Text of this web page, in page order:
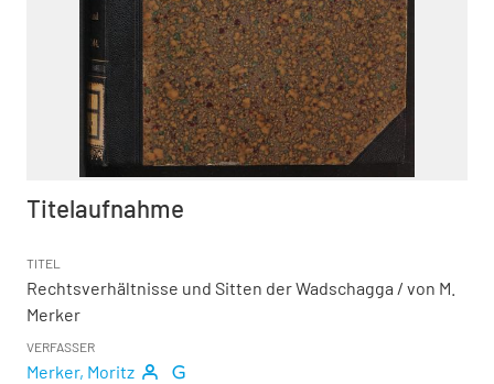
Titelaufnahme
TITEL
Rechtsverhältnisse und Sitten der Wadschagga / von M.
Merker
VERFASSER
Merker, Moritz